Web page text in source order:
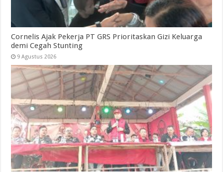
Cornelis Ajak Pekerja PT GRS Prioritaskan Gizi Keluarga
demi Cegah Stunting
9 Agustus 2026